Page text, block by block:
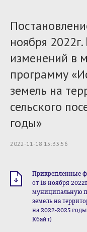
ноября
изменений в
программу
земель на
сельского
годы»
2022-11-18 15:33:56
Прикрепленные
от 18 ноября
муниципальную
земель на
на 2022-2025
Кбайт)